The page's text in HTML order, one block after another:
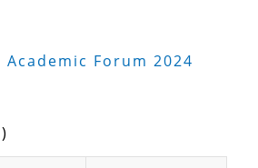
Academic Forum 2024